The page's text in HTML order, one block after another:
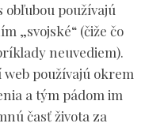
používajú
„svojské“ (čiže čo
neuvediem).
používajú okrem
a tým pádom im
časť života za